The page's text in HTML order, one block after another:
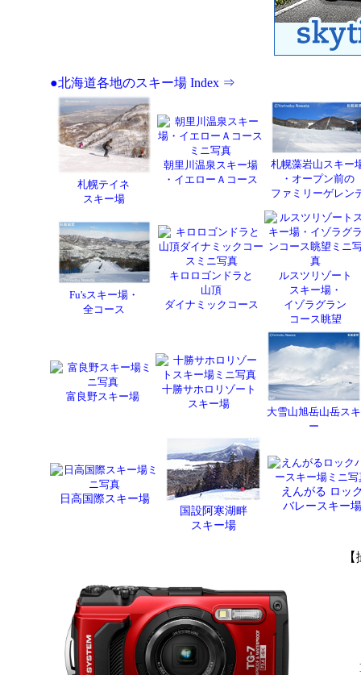
●北海道各地のスキー場 Index ⇒
札幌テイネ
スキー場
朝里川温泉スキー場
・イエローＡコース
札幌藻岩山スキー
・オープン前の
ファミリーゲレン
Fu'sスキー場・
全コース
キロロゴンドラと
山頂
ダイナミックコース
ルスツリゾート
スキー場・
イゾラグラン
コース眺望
富良野スキー場
十勝サホロリゾート
スキー場
大雪山旭岳山岳スキ
ー
日高国際スキー場
国設阿寒湖畔
スキー場
えんがる ロッ
バレースキー場